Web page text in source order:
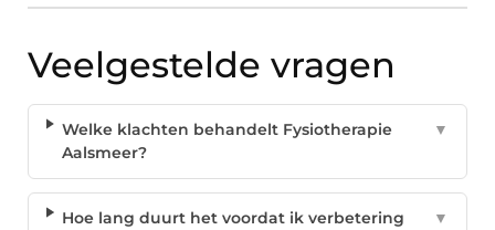
Veelgestelde vragen
Welke klachten behandelt Fysiotherapie
Aalsmeer?
▼
Hoe lang duurt het voordat ik verbetering
▼